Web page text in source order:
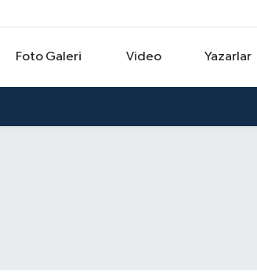
Foto Galeri Video Yazarlar